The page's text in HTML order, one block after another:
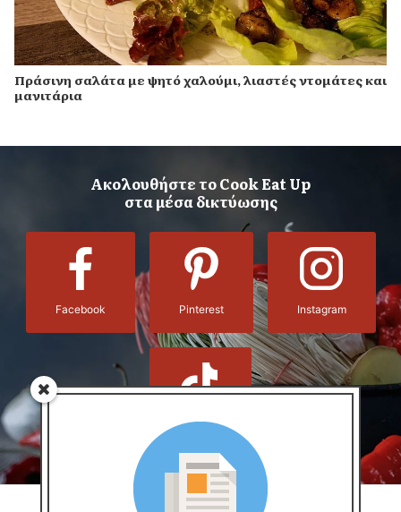
Πράσινη σαλάτα με ψητό χαλούμι, λιαστές ντομάτες και
μανιτάρια
Ακολουθήστε το Cook Eat Up
στα μέσα δικτύωσης
Facebook Pinterest Instagram
TikTok